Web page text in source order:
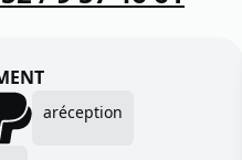
aréception